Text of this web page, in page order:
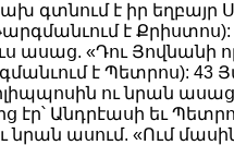
գտնում է իր եղբայր
է
ասաց. «Դու Յովնանի
է Պետրոս): 43
ու նրան ասաց.
էր՝ Անդրէասի եւ
նրան ասում. «Ում